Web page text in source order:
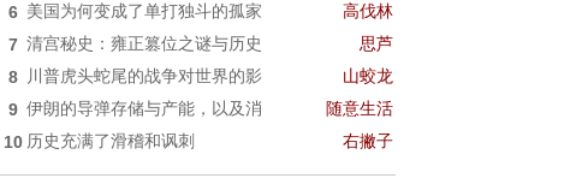
6 美国为何变成了单打独斗的孤家 高伐林
7 清宫秘史：雍正篡位之谜与历史 思芦
8 川普虎头蛇尾的战争对世界的影 山蛟龙
9 伊朗的导弹存储与产能，以及消 随意生活
10 历史充满了滑稽和讽刺 右撇子